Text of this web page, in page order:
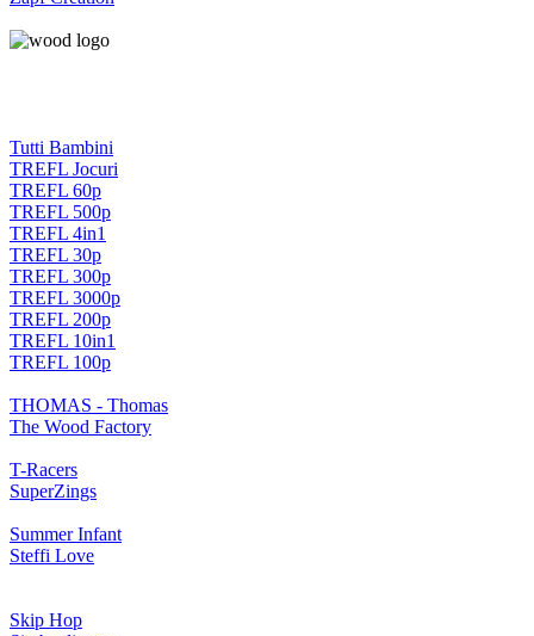
Tutti Bambini
TREFL Jocuri
TREFL 60p
TREFL 500p
TREFL 4in1
TREFL 30p
TREFL 300p
TREFL 3000p
TREFL 200p
TREFL 10in1
TREFL 100p
THOMAS - Thomas
The Wood Factory
T-Racers
SuperZings
Summer Infant
Steffi Love
Skip Hop